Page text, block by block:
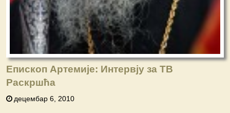
Епископ Артемије: Интервју за ТВ
Раскршћа
децембар 6, 2010